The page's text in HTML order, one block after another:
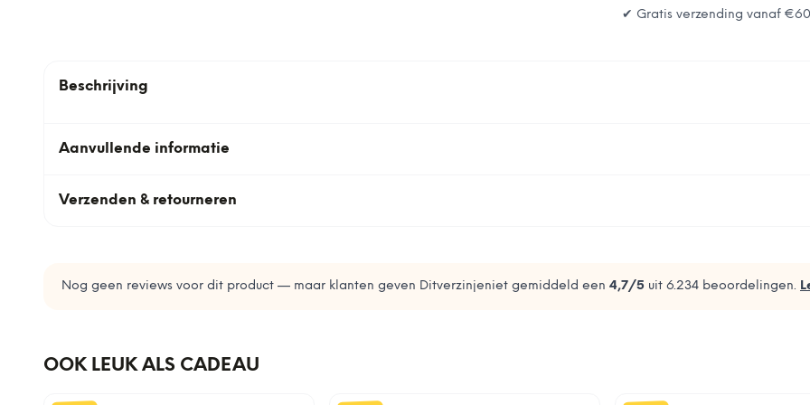
✔ Gratis verzending vanaf €60
Beschrijving
Aanvullende informatie
Verzenden & retourneren
Nog geen reviews voor dit product — maar klanten geven Ditverzinjeniet gemiddeld een 4,7/5 uit 6.234 beoordelingen.
OOK LEUK ALS CADEAU